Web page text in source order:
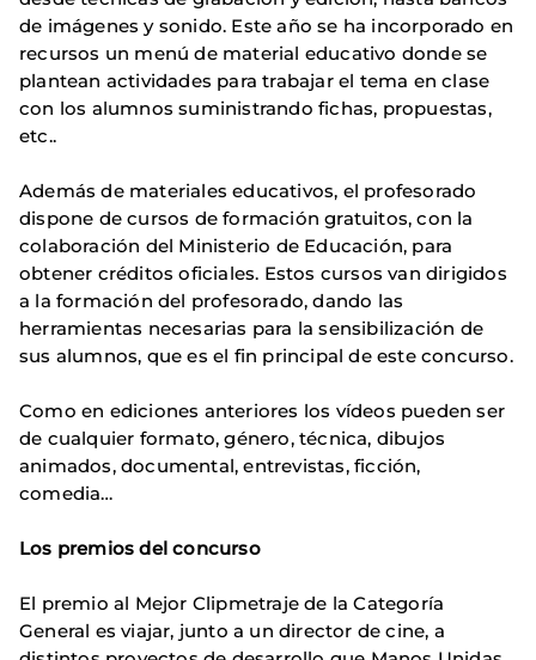
de imágenes y sonido. Este año se ha incorporado en
recursos un menú de material educativo donde se
plantean actividades para trabajar el tema en clase
con los alumnos suministrando fichas, propuestas,
etc..
Además de materiales educativos, el profesorado
dispone de cursos de formación gratuitos, con la
colaboración del Ministerio de Educación, para
obtener créditos oficiales. Estos cursos van dirigidos
a la formación del profesorado, dando las
herramientas necesarias para la sensibilización de
sus alumnos, que es el fin principal de este concurso.
Como en ediciones anteriores los vídeos pueden ser
de cualquier formato, género, técnica, dibujos
animados, documental, entrevistas, ficción,
comedia…
Los premios del concurso
El premio al Mejor Clipmetraje de la Categoría
General es viajar, junto a un director de cine, a